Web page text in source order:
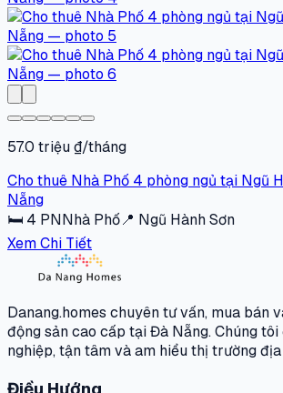
57.0 triệu ₫/tháng
Cho thuê Nhà Phố 4 phòng ngủ tại Ngũ
Nẵng
🛏 4 PNNhà Phố📍 Ngũ Hành Sơn
Xem Chi Tiết
Danang.homes chuyên tư vấn, mua bán
động sản cao cấp tại Đà Nẵng. Chúng
nghiệp, tận tâm và am hiểu thị trường